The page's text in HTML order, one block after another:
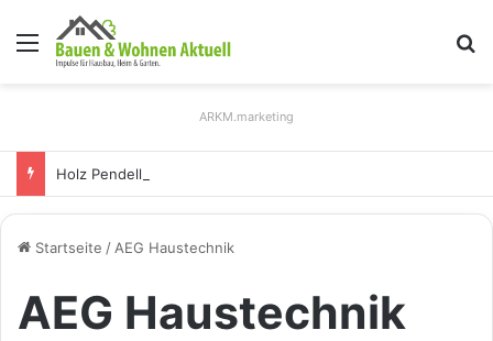
Menü
ARKM.marketing
Startseite / AEG Haustechnik
AEG Haustechnik